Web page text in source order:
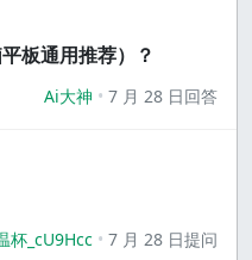
板通用推荐）？
Ai大神 7 月 28 日回答
杯_cU9Hcc 7 月 28 日提问